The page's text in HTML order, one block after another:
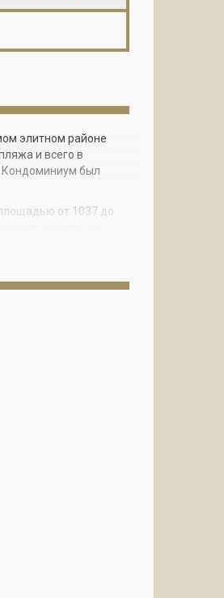
элитном районе
и всего в
Кондоминиум был
от 1037 до
или огромными
и большими